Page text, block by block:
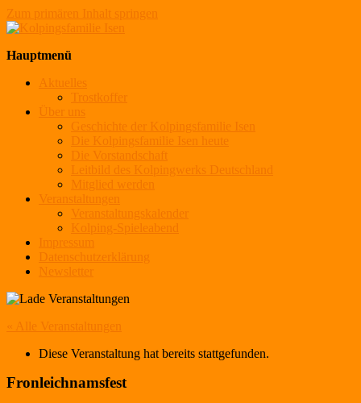
Zum primären Inhalt springen
Hauptmenü
Aktuelles
Trostkoffer
Über uns
Geschichte der Kolpingsfamilie Isen
Die Kolpingsfamilie Isen heute
Die Vorstandschaft
Leitbild des Kolpingwerks Deutschland
Mitglied werden
Veranstaltungen
Veranstaltungskalender
Kolping-Spieleabend
Impressum
Datenschutzerklärung
Newsletter
« Alle Veranstaltungen
Diese Veranstaltung hat bereits stattgefunden.
Fronleichnamsfest